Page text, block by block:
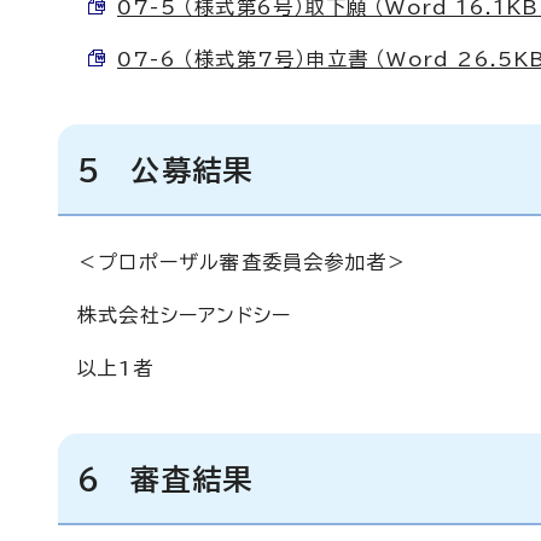
07-5 （様式第6号）取下願 （Word 16.1KB
07-6 （様式第7号）申立書 （Word 26.5KB
5 公募結果
＜プロポーザル審査委員会参加者＞
株式会社シーアンドシー
以上1者
6 審査結果